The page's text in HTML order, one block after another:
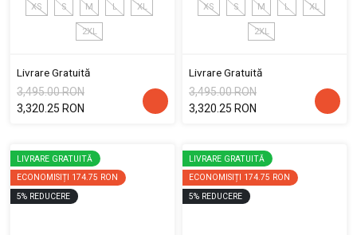
XS S M L XL
2XL
Livrare Gratuită
3,495.00 RON
3,320.25 RON
XS S M L XL
2XL
Livrare Gratuită
3,495.00 RON
3,320.25 RON
LIVRARE GRATUITĂ
ECONOMISIȚI 174.75 RON
5% REDUCERE
LIVRARE GRATUITĂ
ECONOMISIȚI 174.75 RON
5% REDUCERE